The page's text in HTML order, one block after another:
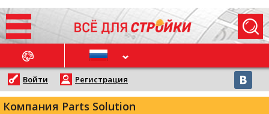
НОВОСТИ
Войти Регистрация
Компания Parts Solution